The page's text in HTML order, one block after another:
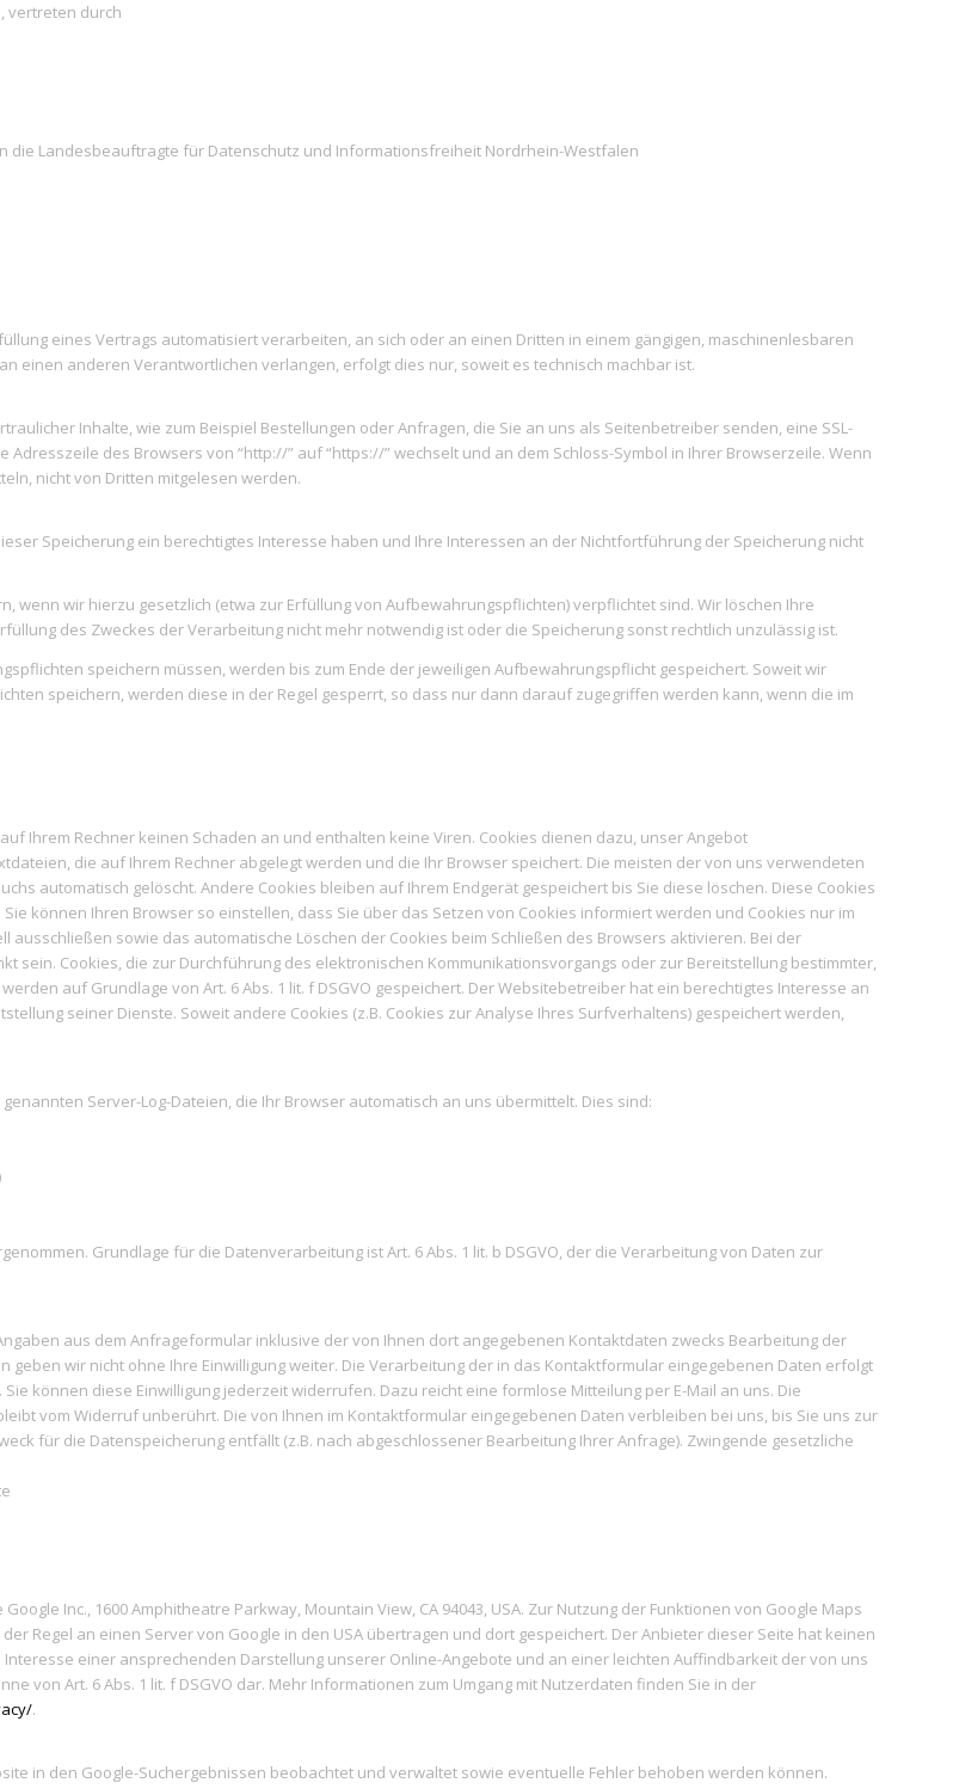
vertreten durch
die Landesbeauftragte für Datenschutz und Informationsfreiheit Nordrhein-Westfalen
eines Vertrags automatisiert verarbeiten, an sich oder an einen Dritten in einem gängigen, maschinenlesbaren
einen anderen Verantwortlichen verlangen, erfolgt dies nur, soweit es technisch machbar ist.
Inhalte, wie zum Beispiel Bestellungen oder Anfragen, die Sie an uns als Seitenbetreiber senden, eine SSL-
des Browsers von “http://” auf “https://” wechselt und an dem Schloss-Symbol in Ihrer Browserzeile. Wenn
nicht von Dritten mitgelesen werden.
Speicherung ein berechtigtes Interesse haben und Ihre Interessen an der Nichtfortführung der Speicherung nicht
wenn wir hierzu gesetzlich (etwa zur Erfüllung von Aufbewahrungspflichten) verpflichtet sind. Wir löschen Ihre
des Zweckes der Verarbeitung nicht mehr notwendig ist oder die Speicherung sonst rechtlich unzulässig ist.
speichern müssen, werden bis zum Ende der jeweiligen Aufbewahrungspflicht gespeichert. Soweit wir
speichern, werden diese in der Regel gesperrt, so dass nur dann darauf zugegriffen werden kann, wenn die im
Ihrem Rechner keinen Schaden an und enthalten keine Viren. Cookies dienen dazu, unser Angebot
die auf Ihrem Rechner abgelegt werden und die Ihr Browser speichert. Die meisten der von uns verwendeten
automatisch gelöscht. Andere Cookies bleiben auf Ihrem Endgerät gespeichert bis Sie diese löschen. Diese Cookies
können Ihren Browser so einstellen, dass Sie über das Setzen von Cookies informiert werden und Cookies nur im
sowie das automatische Löschen der Cookies beim Schließen des Browsers aktivieren. Bei der
sein. Cookies, die zur Durchführung des elektronischen Kommunikationsvorgangs oder zur Bereitstellung bestimmter,
auf Grundlage von Art. 6 Abs. 1 lit. f DSGVO gespeichert. Der Websitebetreiber hat ein berechtigtes Interesse an
seiner Dienste. Soweit andere Cookies (z.B. Cookies zur Analyse Ihres Surfverhaltens) gespeichert werden,
Server-Log-Dateien, die Ihr Browser automatisch an uns übermittelt. Dies sind:
Grundlage für die Datenverarbeitung ist Art. 6 Abs. 1 lit. b DSGVO, der die Verarbeitung von Daten zur
aus dem Anfrageformular inklusive der von Ihnen dort angegebenen Kontaktdaten zwecks Bearbeitung der
wir nicht ohne Ihre Einwilligung weiter. Die Verarbeitung der in das Kontaktformular eingegebenen Daten erfolgt
Sie können diese Einwilligung jederzeit widerrufen. Dazu reicht eine formlose Mitteilung per E-Mail an uns. Die
vom Widerruf unberührt. Die von Ihnen im Kontaktformular eingegebenen Daten verbleiben bei uns, bis Sie uns zur
für die Datenspeicherung entfällt (z.B. nach abgeschlossener Bearbeitung Ihrer Anfrage). Zwingende gesetzliche
Inc., 1600 Amphitheatre Parkway, Mountain View, CA 94043, USA. Zur Nutzung der Funktionen von Google Maps
Regel an einen Server von Google in den USA übertragen und dort gespeichert. Der Anbieter dieser Seite hat keinen
einer ansprechenden Darstellung unserer Online-Angebote und an einer leichten Auffindbarkeit der von uns
von Art. 6 Abs. 1 lit. f DSGVO dar. Mehr Informationen zum Umgang mit Nutzerdaten finden Sie in der
.
in den Google-Suchergebnissen beobachtet und verwaltet sowie eventuelle Fehler behoben werden können.